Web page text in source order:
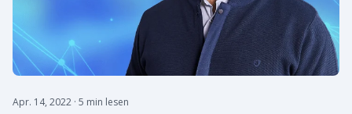
Apr. 14, 2022 · 5 min lesen